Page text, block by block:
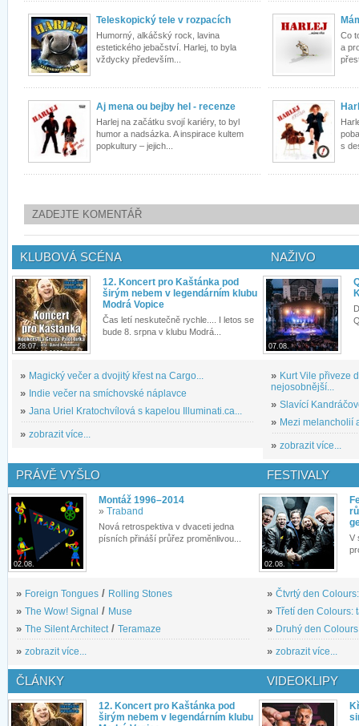
Teleskopický tele v rozpacích
Humorný, alkáčský rock, lavina
estetického jebačství. Harlej, to byla
vždycky především...
Co
a
Aj mena ou bejby hel - recenze
Harlej na začátku svojí kariéry, to byl
humor a nadsázka. A inspirace kultem
popkultury – jejich...
s
ZADEJTE KOMENTÁŘ
KLUBOVÁ SCÉNA
28.07.
12. Koncert pro Kaštánka pod
širým nebem v legendárním klubu
Modrá Vopice
Čas letí neskutečně rychle.... I letos se
bude 8. srpna v klubu Modrá...
» Magický večer a dvojitý křest na Cargo...
» Indie večer na smíchovské náplavce
» Jana Uriel Kratochvílová s kapelou Illuminati.ca...
» zobrazit více...
NAŽIVO
07.08.
» Kurt Vile přiveze
nejosobnější...
» Slavící
» Mezi melancholií
» zobrazit více...
PRÁVĚ VYŠLO
02.08.
Montáž 1996–2014
» Traband
Nová retrospektiva v dvaceti jedna
písních přináší průřez proměnlivou...
» Foreign Tongues / Rolling Stones
» The Wow! Signal / Muse
» The Silent Architect / Teramaze
» zobrazit více...
FESTIVALY
02.08.
V
» Čtvrtý den
» Třetí den Colours:
» Druhý den
» zobrazit více...
ČLÁNKY
12. Koncert pro Kaštánka pod
širým nebem v legendárním klubu
VIDEOKLIPY